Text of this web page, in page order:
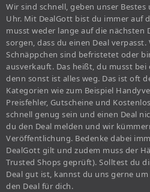
Wir sind schnell, geben unser
Uhr. Mit DealGott bist du immer auf
musst weder lange auf die nächsten
sorgen, dass du einen Deal
Schnäppchen sind befristetet oder
ausverkauft. Das heißt, du musst bei
denn sonst ist alles weg. Das ist oft
Kategorien wie zum Beispiel
Preisfehler, Gutscheine und
schnell genug sein und einen Deal
du den Deal melden und wir
Veröffentlichung. Bedenke dabei
DealGott gilt und zudem muss der
Trusted Shops geprüft). Solltest du
Deal gut ist, kannst du uns gerne
den Deal für dich.